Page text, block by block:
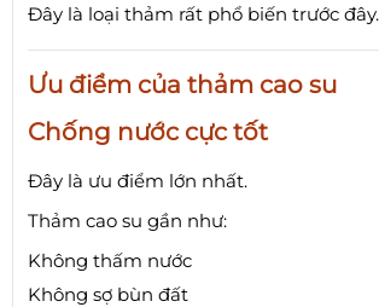
Đây là loại thảm rất phổ biến trước đây.
Ưu điểm của thảm cao su
Chống nước cực tốt
Đây là ưu điểm lớn nhất.
Thảm cao su gần như:
Không thấm nước
Không sợ bùn đất